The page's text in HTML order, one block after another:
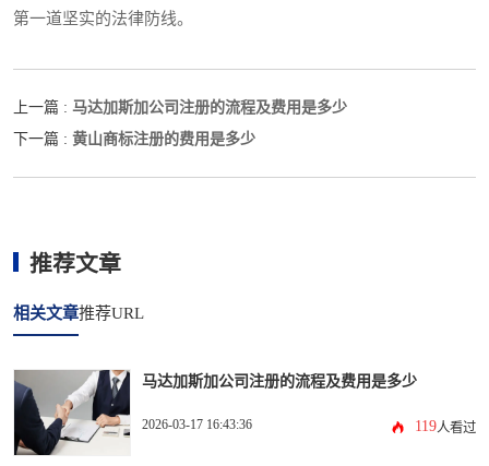
第一道坚实的法律防线。
上一篇 : 马达加斯加公司注册的流程及费用是多少
下一篇 : 黄山商标注册的费用是多少
推荐文章
相关文章推荐URL
马达加斯加公司注册的流程及费用是多少
2026-03-17 16:43:36 119人看过